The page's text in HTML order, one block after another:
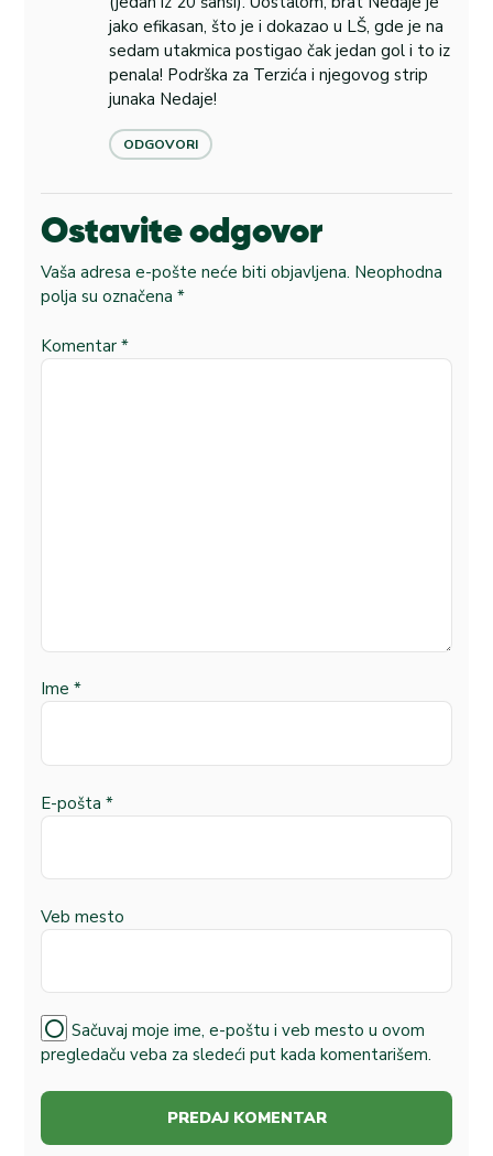
jako efikasan, što je i dokazao u LŠ, gde je na
sedam utakmica postigao čak jedan gol i to iz
penala! Podrška za Terzića i njegovog strip
junaka Nedaje!
ODGOVORI
Ostavite odgovor
Vaša adresa e-pošte neće biti objavljena. Neophodna
polja su označena *
Komentar *
Ime *
E-pošta *
Veb mesto
Sačuvaj moje ime, e-poštu i veb mesto u ovom
pregledaču veba za sledeći put kada komentarišem.